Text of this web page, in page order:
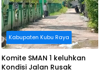
Kabupaten Kubu Raya
Komite SMAN 1 keluhkan
Kondisi Jalan Rusak